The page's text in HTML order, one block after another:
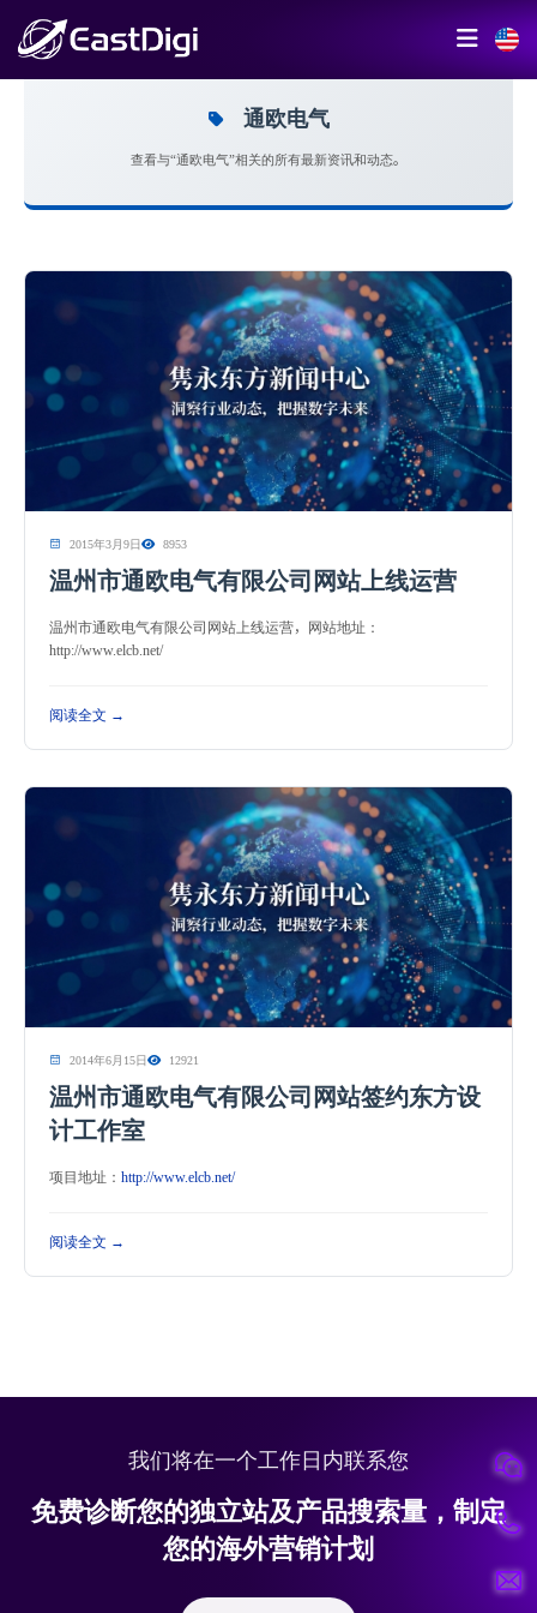
通欧电气
查看与“通欧电气”相关的所有最新资讯和动态。
2015年3月9日 8953
温州市通欧电气有限公司网站上线运营
温州市通欧电气有限公司网站上线运营，网站地址：
http://www.elcb.net/
阅读全文 →
2014年6月15日 12921
温州市通欧电气有限公司网站签约东方设
计工作室
项目地址： http://www.elcb.net/
阅读全文 →
我们将在一个工作日内联系您
免费诊断您的独立站及产品搜索量，制定
您的海外营销计划